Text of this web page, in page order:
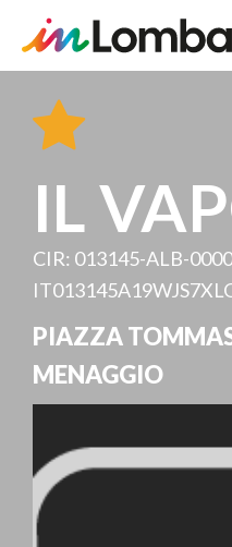
zum
Inhalt
IL
CIR: 013145-ALB-
PIAZZA
MENAGGIO